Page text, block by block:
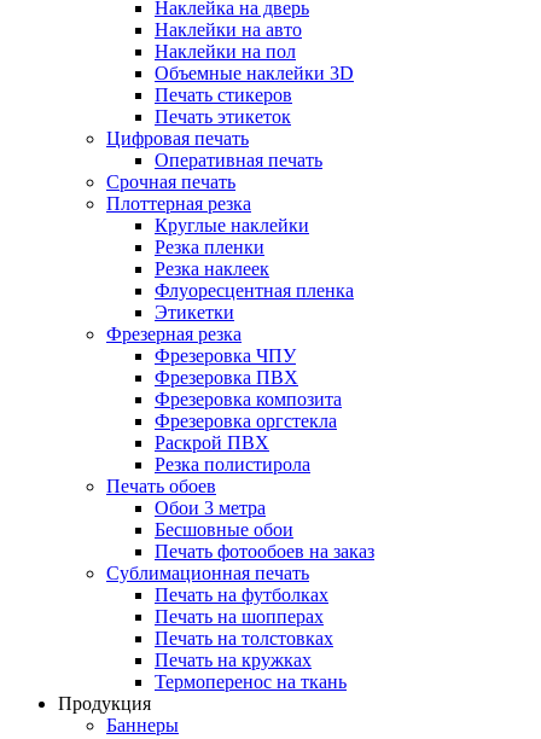
Наклейка на дверь
Наклейки на авто
Наклейки на пол
Объемные наклейки 3D
Печать стикеров
Печать этикеток
Цифровая печать
Оперативная печать
Срочная печать
Плоттерная резка
Круглые наклейки
Резка пленки
Резка наклеек
Флуоресцентная пленка
Этикетки
Фрезерная резка
Фрезеровка ЧПУ
Фрезеровка ПВХ
Фрезеровка композита
Фрезеровка оргстекла
Раскрой ПВХ
Резка полистирола
Печать обоев
Обои 3 метра
Бесшовные обои
Печать фотообоев на заказ
Сублимационная печать
Печать на футболках
Печать на шопперах
Печать на толстовках
Печать на кружках
Термоперенос на ткань
Продукция
Баннеры